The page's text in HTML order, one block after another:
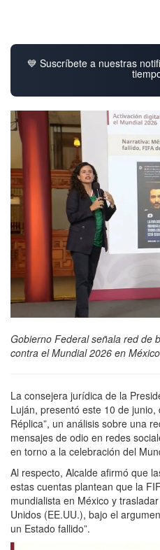
💙 Suscríbete a nuestras
Gobierno Federal señala red de
contra el Mundial 2026 en
La consejera jurídica de la
Luján, presentó este 10 de
Réplica”, un análisis sobre una
mensajes de odio en redes
en torno a la celebración del
Al respecto, Alcalde afirmó que
estas cuentas plantean que la
mundialista en México y
Unidos (EE.UU.), bajo el
un Estado fallido”.